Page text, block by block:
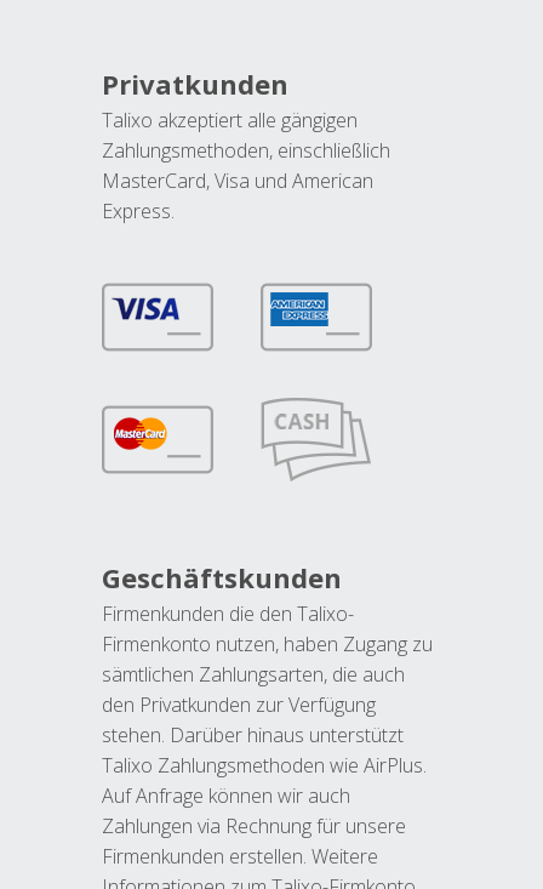
Privatkunden
Talixo akzeptiert alle gängigen
Zahlungsmethoden, einschließlich
MasterCard, Visa und American
Express.
Geschäftskunden
Firmenkunden die den Talixo-
Firmenkonto nutzen, haben Zugang zu
sämtlichen Zahlungsarten, die auch
den Privatkunden zur Verfügung
stehen. Darüber hinaus unterstützt
Talixo Zahlungsmethoden wie AirPlus.
Auf Anfrage können wir auch
Zahlungen via Rechnung für unsere
Firmenkunden erstellen. Weitere